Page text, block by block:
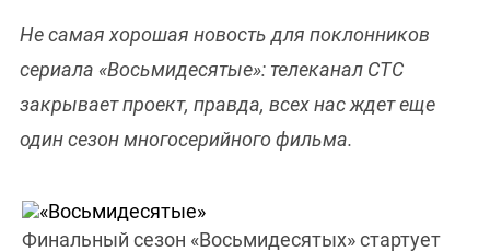
Не самая хорошая новость для поклонников
сериала «Восьмидесятые»: телеканал СТС
закрывает проект, правда, всех нас ждет еще
один сезон многосерийного фильма.
Финальный сезон «Восьмидесятых» стартует